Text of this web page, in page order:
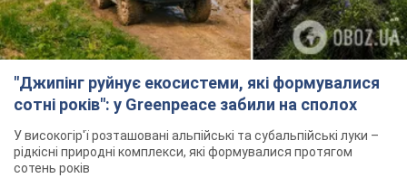
"Джипінг руйнує екосистеми, які формувалися
сотні років": у Greenpeace забили на сполох
У високогір'ї розташовані альпійські та субальпійські луки –
рідкісні природні комплекси, які формувалися протягом
сотень років